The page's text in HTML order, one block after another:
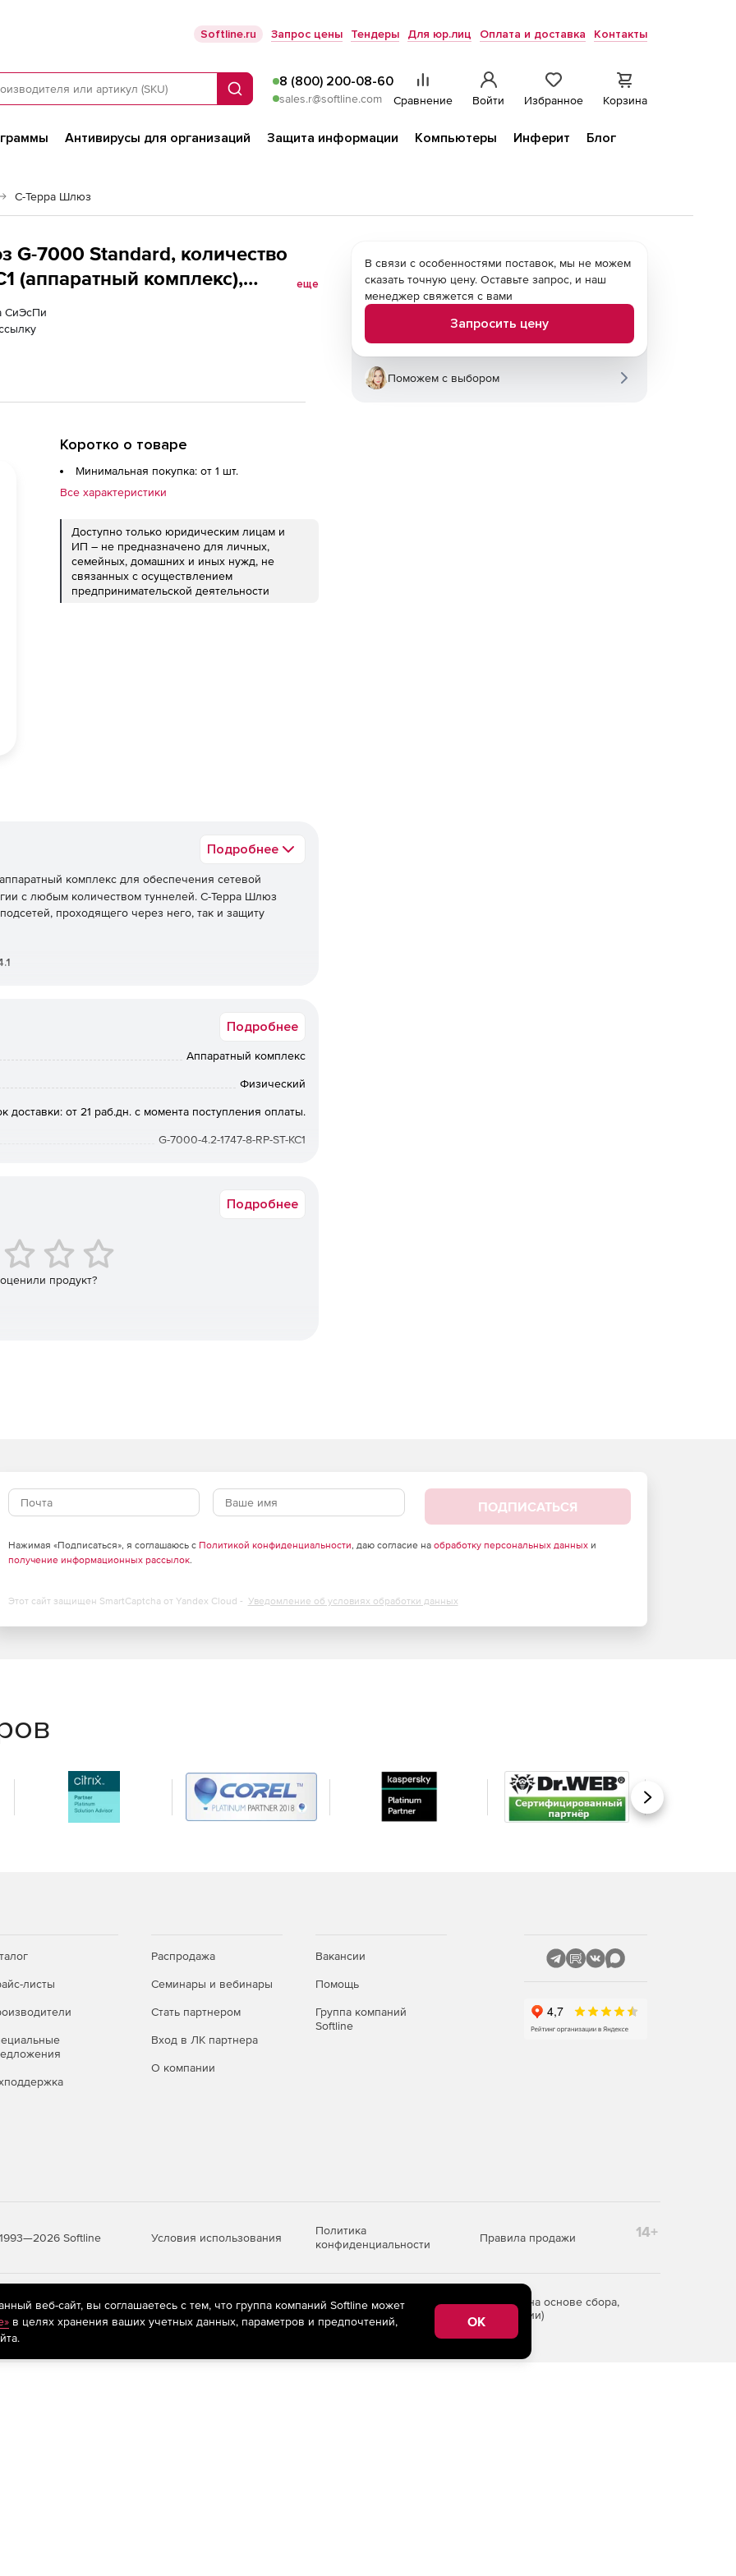
Softline.ru Запрос цены Тендеры Для юр.лиц Оплата и доставка Контакты
Поиск
8 (800) 200-08-60
sales.r@softline.com Сравнение Войти Избранное Корзина
Антивирусы для организаций Защита информации Компьютеры Инферит
Блог
С-Терра Шлюз
7000 Standard, количество
(аппаратный комплекс),
Версия 4.2 исполнение 3-1 -
1747-8-RP-ST-KC1)
еще
СиЭсПи
Коротко о товаре
Минимальная покупка: от 1 шт.
Все характеристики
Доступно только юридическим лицам и
ИП – не предназначено для личных,
семейных, домашних и иных нужд, не
связанных с осуществлением
предпринимательской деятельности
Подробнее
комплекс для обеспечения сетевой
с любым количеством туннелей. С-Терра Шлюз
проходящего через него, так и защиту
трафика по протоколам IPsec ESP и/или IPsec
stateful-фильтрацию трафика.
точка, звезда, иерархическое дерево, частично-
защиты, выделения зон с разным уровнем доверия,
в центре.
аналогичной DMVPN.
с резервированием шлюзов безопасности,
при перезагрузке политики безопасности.
требовательного к задержкам и потерям пакетов,
Подробнее
Аппаратный комплекс
Физический
доставки: от 21 раб.дн. с момента поступления оплаты.
G-7000-4.2-1747-8-RP-ST-KC1
Подробнее
продукт?
В связи с особенностями поставок, мы не можем
сказать точную цену. Оставьте запрос, и наш
менеджер свяжется с вами
Запросить цену
Поможем с выбором
ПОДПИСАТЬСЯ
Нажимая «Подписаться», я соглашаюсь с Политикой конфиденциальности, даю согласие на обработку персональных данныхи
получение информационных рассылок.
Этот сайт защищен SmartCaptcha от Yandex Cloud - Уведомление об условиях обработки данных
Вперед
листы
Распродажа
Семинары и вебинары
Стать партнером
Вход в ЛК партнера
О компании
Вакансии
Помощь
Группа компаний
Softline
Softline Условия использования
Политика
конфиденциальности
Правила продажи 14+
рекомендательные технологии(информационные технологии предоставления информации на основе сбора,
пользователей сети «Интернет», находящихся на территории Российской Федерации)
веб-сайт, вы соглашаетесь с тем, что группа компаний Softline может
в целях хранения ваших учетных данных, параметров и предпочтений,
OK